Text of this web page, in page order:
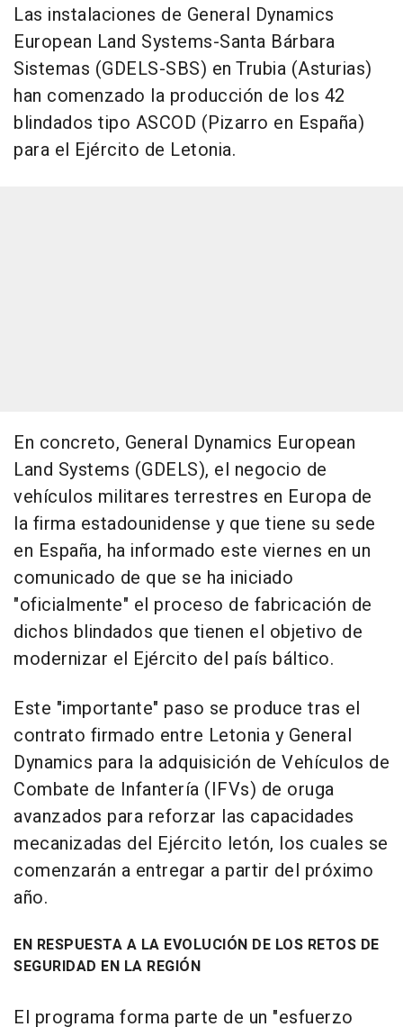
Las instalaciones de General Dynamics
European Land Systems-Santa Bárbara
Sistemas (GDELS-SBS) en Trubia (Asturias)
han comenzado la producción de los 42
blindados tipo ASCOD (Pizarro en España)
para el Ejército de Letonia.
En concreto, General Dynamics European
Land Systems (GDELS), el negocio de
vehículos militares terrestres en Europa de
la firma estadounidense y que tiene su sede
en España, ha informado este viernes en un
comunicado de que se ha iniciado
"oficialmente" el proceso de fabricación de
dichos blindados que tienen el objetivo de
modernizar el Ejército del país báltico.
Este "importante" paso se produce tras el
contrato firmado entre Letonia y General
Dynamics para la adquisición de Vehículos de
Combate de Infantería (IFVs) de oruga
avanzados para reforzar las capacidades
mecanizadas del Ejército letón, los cuales se
comenzarán a entregar a partir del próximo
año.
EN RESPUESTA A LA EVOLUCIÓN DE LOS RETOS DE
SEGURIDAD EN LA REGIÓN
El programa forma parte de un "esfuerzo